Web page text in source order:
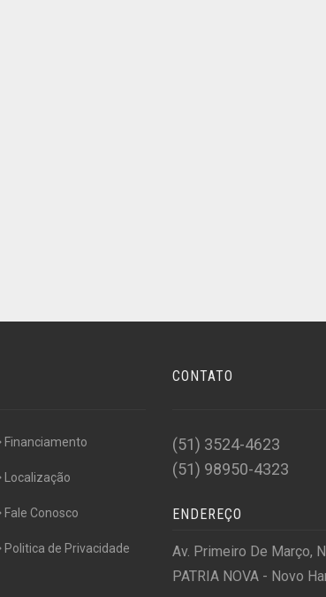
Financiamento
Localização
Fale Conosco
Politica de Privacidade
CONTATO
(51) 3524-4623
(51) 98950-4323
ENDEREÇO
Av. Primeiro De Março,
PATRIA NOVA - Novo